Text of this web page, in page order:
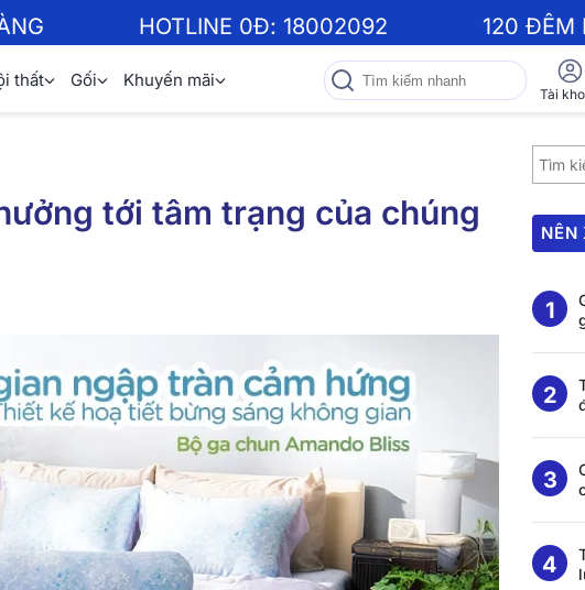
HOTLINE 0Đ: 18002092 120 ĐÊM
thất Gối Khuyến mãi
Tài
tới tâm trạng của chúng
NÊN